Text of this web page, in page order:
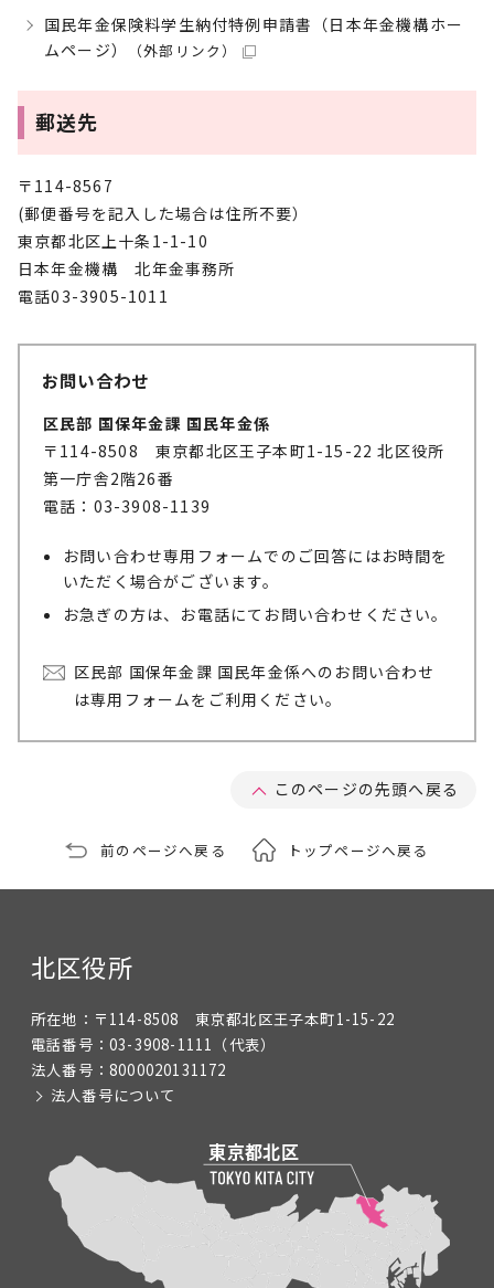
国民年金保険料学生納付特例申請書（日本年金機構ホー
ムページ）
（外部リンク）
郵送先
〒114-8567
(郵便番号を記入した場合は住所不要）
東京都北区上十条1-1-10
日本年金機構 北年金事務所
電話03-3905-1011
お問い合わせ
区民部 国保年金課 国民年金係
〒114-8508 東京都北区王子本町1-15-22 北区役所
第一庁舎2階26番
電話：03-3908-1139
お問い合わせ専用フォームでのご回答にはお時間を
いただく場合がございます。
お急ぎの方は、お電話にてお問い合わせください。
区民部 国保年金課 国民年金係へのお問い合わせ
は専用フォームをご利用ください。
このページの先頭へ戻る
前のページへ戻る トップページへ戻る
北区役所
所在地： 〒114-8508 東京都北区王子本町1-15-22
電話番号： 03-3908-1111 （代表）
法人番号： 8000020131172
法人番号について